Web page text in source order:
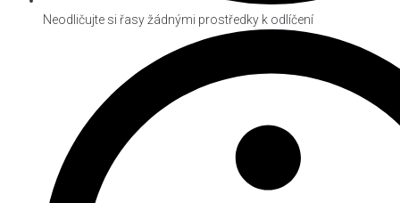
Neodličujte si řasy žádnými prostředky k odlíčení